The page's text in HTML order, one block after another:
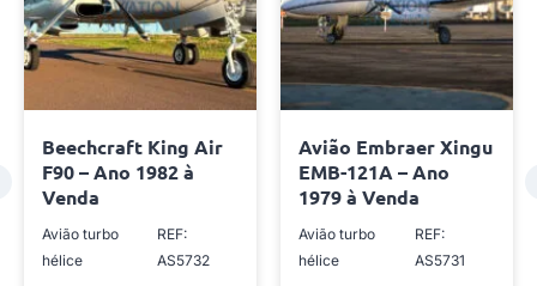
Beechcraft King Air
F90 – Ano 1982 à
Venda
Avião turbo
hélice
REF:
AS5732
Avião Embraer Xingu
EMB-121A – Ano
1979 à Venda
Avião turbo
hélice
REF:
AS5731